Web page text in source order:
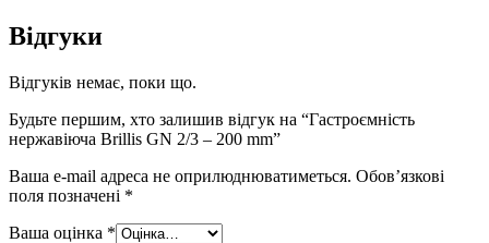
Відгуки
Відгуків немає, поки що.
Будьте першим, хто залишив відгук на “Гастроємність
нержавіюча Brillis GN 2/3 – 200 mm”
Ваша e-mail адреса не оприлюднюватиметься. Обов’язкові
поля позначені *
Ваша оцінка *